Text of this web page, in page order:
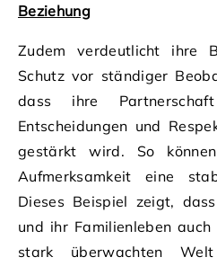
Beziehung
Zudem verdeutlicht ihre
Schutz vor ständiger
dass ihre
Entscheidungen und
gestärkt wird. So
Aufmerksamkeit eine
Dieses Beispiel zeigt,
und ihr Familienleben
stark überwachten